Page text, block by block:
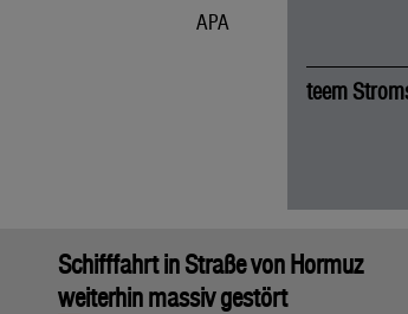
APA
teem
Schifffahrt in Straße von Hormuz
weiterhin massiv gestört